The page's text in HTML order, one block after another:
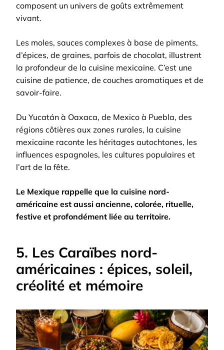
composent un univers de goûts extrêmement
vivant.
Les moles, sauces complexes à base de piments,
d’épices, de graines, parfois de chocolat, illustrent
la profondeur de la cuisine mexicaine. C’est une
cuisine de patience, de couches aromatiques et de
savoir-faire.
Du Yucatán à Oaxaca, de Mexico à Puebla, des
régions côtières aux zones rurales, la cuisine
mexicaine raconte les héritages autochtones, les
influences espagnoles, les cultures populaires et
l’art de la fête.
Le Mexique rappelle que la cuisine nord-
américaine est aussi ancienne, colorée, rituelle,
festive et profondément liée au territoire.
5. Les Caraïbes nord-
américaines : épices, soleil,
créolité et mémoire